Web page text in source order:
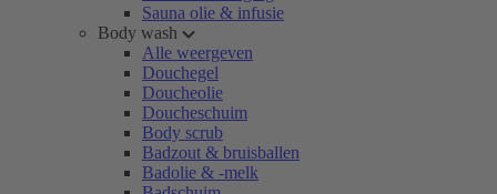
Sauna olie & infusie
Body wash
Alle weergeven
Douchegel
Doucheolie
Doucheschuim
Body scrub
Badzout & bruisballen
Badolie & -melk